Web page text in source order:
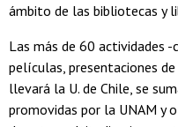
ámbito de las bibliotecas y
Las más de 60 actividades
películas, presentaciones
llevará la U. de Chile, se
promovidas por la UNAM y